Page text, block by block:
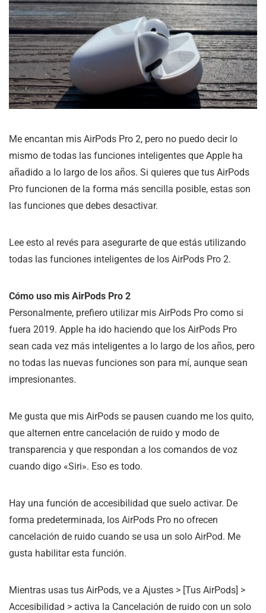
Me encantan mis AirPods Pro 2, pero no puedo decir lo
mismo de todas las funciones inteligentes que Apple ha
añadido a lo largo de los años. Si quieres que tus AirPods
Pro funcionen de la forma más sencilla posible, estas son
las funciones que debes desactivar.
Lee esto al revés para asegurarte de que estás utilizando
todas las funciones inteligentes de los AirPods Pro 2.
Cómo uso mis AirPods Pro 2
Personalmente, prefiero utilizar mis AirPods Pro como si
fuera 2019. Apple ha ido haciendo que los AirPods Pro
sean cada vez más inteligentes a lo largo de los años, pero
no todas las nuevas funciones son para mí, aunque sean
impresionantes.
Me gusta que mis AirPods se pausen cuando me los quito,
que alternen entre cancelación de ruido y modo de
transparencia y que respondan a los comandos de voz
cuando digo «Siri». Eso es todo.
Hay una función de accesibilidad que suelo activar. De
forma predeterminada, los AirPods Pro no ofrecen
cancelación de ruido cuando se usa un solo AirPod. Me
gusta habilitar esta función.
Mientras usas tus AirPods, ve a Ajustes > [Tus AirPods] >
Accesibilidad > activa la Cancelación de ruido con un solo